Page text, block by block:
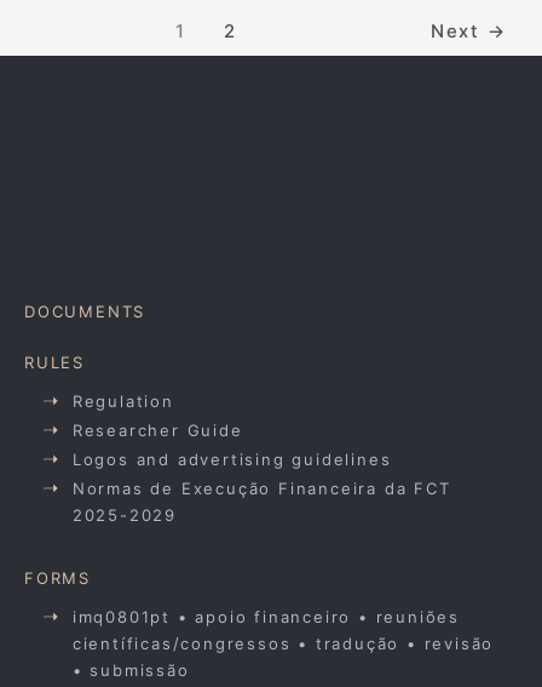
1 2 Next →
DOCUMENTS
RULES
Regulation
Researcher Guide
Logos and advertising guidelines
Normas de Execução Financeira da FCT
2025-2029
FORMS
imq0801pt • apoio financeiro • reuniões
científicas/congressos • tradução • revisão
• submissão